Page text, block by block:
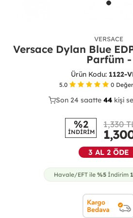
VERSACE
Versace Dylan Blue
Parfüm -
Ürün Kodu: 1122-
5.0 0
29
Son 24 saatte45kişi
11
%2
İNDİRİM
1,330
3 AL 2 ÖDE
Havale/EFT ile %5 İndirim